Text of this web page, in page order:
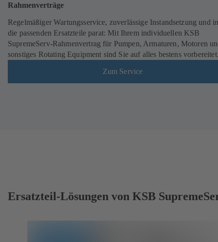
Rahmenverträge
Regelmäßiger Wartungsservice, zuverlässige Instandsetzung und
die passenden Ersatzteile parat: Mit Ihrem individuellen KSB
SupremeServ-Rahmenvertrag für Pumpen, Armaturen, Motoren
sonstiges Rotating Equipment sind Sie auf alles bestens
Zum Service
Ersatzteil-Lösungen von KSB